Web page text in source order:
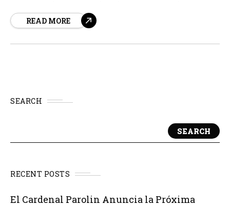
llamado WizTree ha demostrado ser una herramienta
READ MORE
SEARCH
SEARCH
RECENT POSTS
El Cardenal Parolin Anuncia la Próxima